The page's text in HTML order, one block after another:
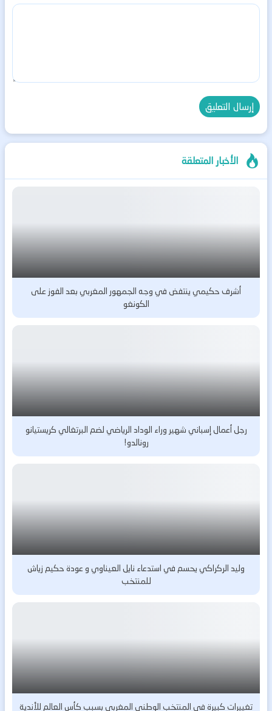
الأخبار المتعلقة
أشرف حكيمي ينتفض في وجه الجمهور المغربي بعد الفوز على
الكونغو
رجل أعمال إسباني شهير وراء الوداد الرياضي لضم البرتغالي كريستيانو
رونالدو!
وليد الركراكي يحسم في استدعاء نايل العيناوي و عودة حكيم زياش
للمنتخب
تغييرات كبيرة في المنتخب الوطني المغربي بسبب كأس العالم للأندية